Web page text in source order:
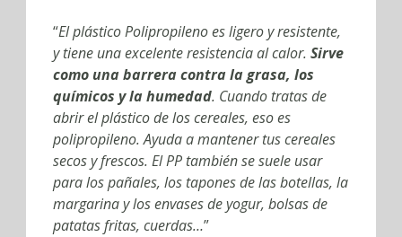
“El plástico Polipropileno es ligero y resistente,
y tiene una excelente resistencia al calor. Sirve
como una barrera contra la grasa, los
químicos y la humedad. Cuando tratas de
abrir el plástico de los cereales, eso es
polipropileno. Ayuda a mantener tus cereales
secos y frescos. El PP también se suele usar
para los pañales, los tapones de las botellas, la
margarina y los envases de yogur, bolsas de
patatas fritas, cuerdas…”